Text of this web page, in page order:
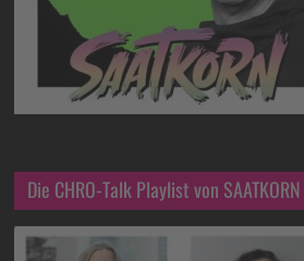
Die CHRO-Talk Playlist von SAATKORN